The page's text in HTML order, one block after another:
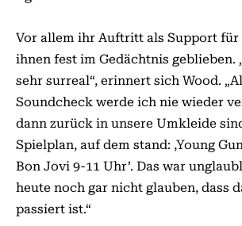
Vor allem ihr Auftritt als Support für
ihnen fest im Gedächtnis geblieben.
sehr surreal“, erinnert sich Wood.
Soundcheck werde ich nie wieder
dann zurück in unsere Umkleide
Spielplan, auf dem stand: ,Young
Bon Jovi 9-11 Uhr’. Das war
heute noch gar nicht glauben, dass
passiert ist.“